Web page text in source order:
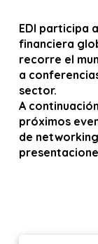
EDI participa
financiera
recorre el
a
sector.
A
próximos
de